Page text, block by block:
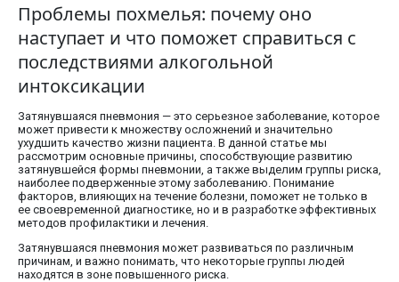
Проблемы похмелья: почему оно
наступает и что поможет справиться с
последствиями алкогольной
интоксикации
Затянувшаяся пневмония — это серьезное заболевание, которое
может привести к множеству осложнений и значительно
ухудшить качество жизни пациента. В данной статье мы
рассмотрим основные причины, способствующие развитию
затянувшейся формы пневмонии, а также выделим группы риска,
наиболее подверженные этому заболеванию. Понимание
факторов, влияющих на течение болезни, поможет не только в
ее своевременной диагностике, но и в разработке эффективных
методов профилактики и лечения.
Затянувшаяся пневмония может развиваться по различным
причинам, и важно понимать, что некоторые группы людей
находятся в зоне повышенного риска.